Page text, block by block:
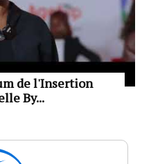
de l'Insertion
By...